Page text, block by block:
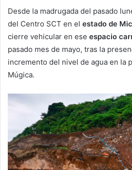
Desde la madrugada del pasado
del Centro SCT en el estado de
cierre vehicular en ese espacio
pasado mes de mayo, tras la
incremento del nivel de agua en la
Múgica.